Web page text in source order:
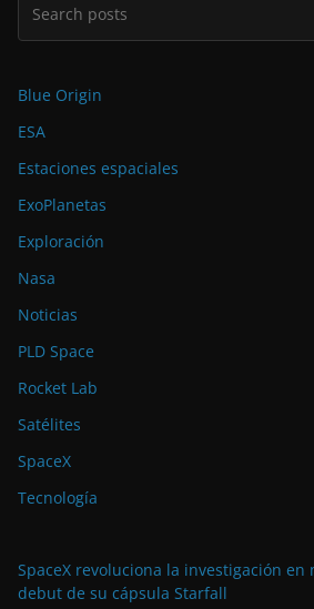
Blue Origin
ESA
Estaciones espaciales
ExoPlanetas
Exploración
Nasa
Noticias
PLD Space
Rocket Lab
Satélites
SpaceX
Tecnología
SpaceX revoluciona la investigación en
debut de su cápsula Starfall